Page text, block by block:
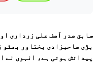
سابق صدر آصف علی زرداری
بڑی صاحبزادی بختاور
پیدائش ہوئی ہے، انہوں نے